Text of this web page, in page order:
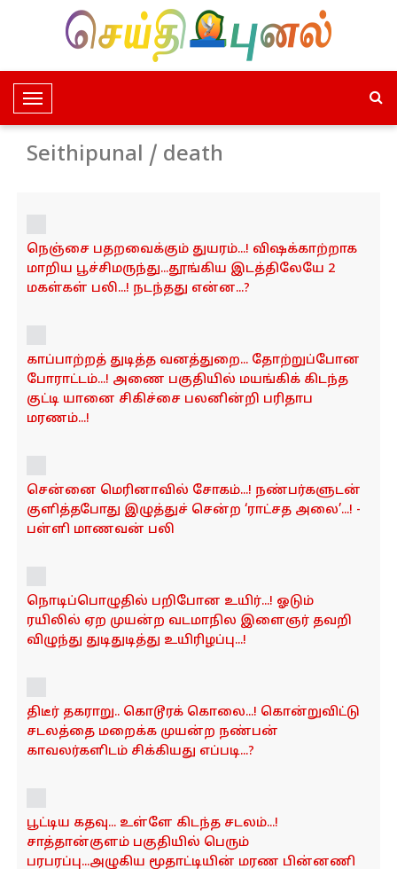
T
o
g
g
a
v
i
t
i
o
n
Seithipunal / death
நெஞ்சை பதறவைக்கும் துயரம்...! விஷக்காற்றாக
மாறிய பூச்சிமருந்து...தூங்கிய இடத்திலேயே 2
மகள்கள் பலி...! நடந்தது என்ன...?
காப்பாற்றத் துடித்த வனத்துறை... தோற்றுப்போன
போராட்டம்...! அணை பகுதியில் மயங்கிக் கிடந்த
குட்டி யானை சிகிச்சை பலனின்றி பரிதாப
மரணம்...!
சென்னை மெரினாவில் சோகம்...! நண்பர்களுடன்
குளித்தபோது இழுத்துச் சென்ற ‘ராட்சத அலை’...! -
பள்ளி மாணவன் பலி
நொடிப்பொழுதில் பறிபோன உயிர்...! ஓடும்
ரயிலில் ஏற முயன்ற வடமாநில இளைஞர் தவறி
விழுந்து துடிதுடித்து உயிரிழப்பு...!
திடீர் தகராறு.. கொடூரக் கொலை...! கொன்றுவிட்டு
சடலத்தை மறைக்க முயன்ற நண்பன்
காவலர்களிடம் சிக்கியது எப்படி...?
பூட்டிய கதவு... உள்ளே கிடந்த சடலம்...!
சாத்தான்குளம் பகுதியில் பெரும்
பரபரப்பு...அழுகிய மூதாட்டியின் மரண பின்னணி